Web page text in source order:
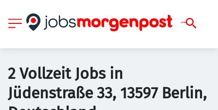
2 Vollzeit Jobs in
Jüdenstraße 33, 13597 Berlin,